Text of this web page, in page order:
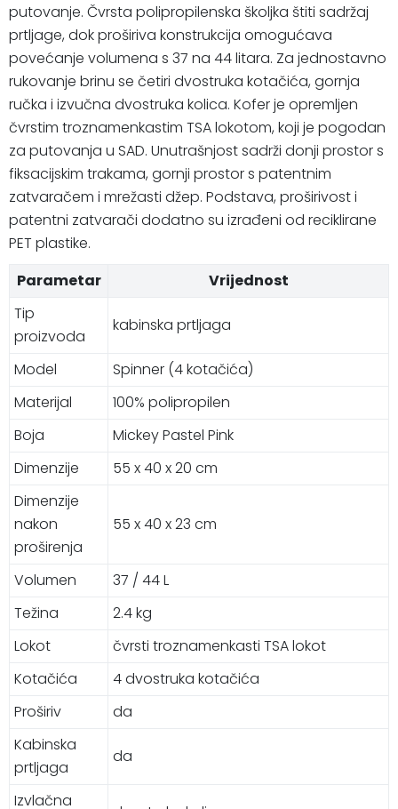
putovanje. Čvrsta polipropilenska školjka štiti sadržaj
prtljage, dok proširiva konstrukcija omogućava
povećanje volumena s 37 na 44 litara. Za jednostavno
rukovanje brinu se četiri dvostruka kotačića, gornja
ručka i izvučna dvostruka kolica. Kofer je opremljen
čvrstim troznamenkastim TSA lokotom, koji je pogodan
za putovanja u SAD. Unutrašnjost sadrži donji prostor s
fiksacijskim trakama, gornji prostor s patentnim
zatvaračem i mrežasti džep. Podstava, proširivost i
patentni zatvarači dodatno su izrađeni od reciklirane
PET plastike.
Parametar
Vrijednost
Tip
proizvoda
kabinska prtljaga
Model
Spinner (4 kotačića)
Materijal
100% polipropilen
Boja
Mickey Pastel Pink
Dimenzije
55 x 40 x 20 cm
Dimenzije
nakon
proširenja
55 x 40 x 23 cm
Volumen
37 / 44 L
Težina
2.4 kg
Lokot
čvrsti troznamenkasti TSA lokot
Kotačića
4 dvostruka kotačića
Proširiv
da
Kabinska
prtljaga
da
Izvlačna